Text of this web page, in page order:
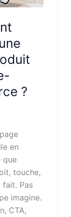
?
en
que
touche,
fait. Pas
imagine.
CTA,